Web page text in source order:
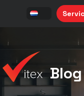
Blog